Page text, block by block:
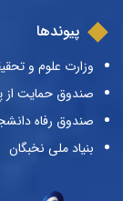
پیوندها
وزارت علوم و
صندوق حمایت از
صندوق رفاه
بنیاد ملی نخبگان